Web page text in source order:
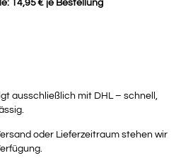
14,95 € je Bestellung
ausschließlich mit DHL – schnell,
oder Lieferzeitraum stehen wir